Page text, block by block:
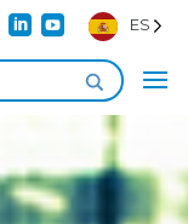
  ES